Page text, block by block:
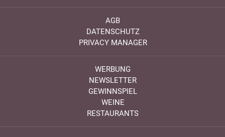
AGB
DATENSCHUTZ
PRIVACY MANAGER
WERBUNG
NEWSLETTER
GEWINNSPIEL
WEINE
RESTAURANTS